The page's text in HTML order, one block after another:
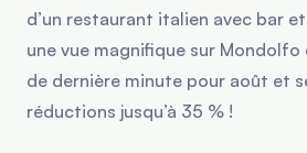
d’un restaurant italien avec bar
une vue magnifique sur
de dernière minute pour août et
réductions jusqu’à 35 % !